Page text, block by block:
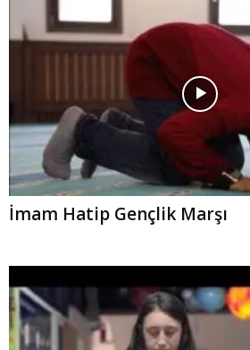
İmam Hatip Gençlik Marşı